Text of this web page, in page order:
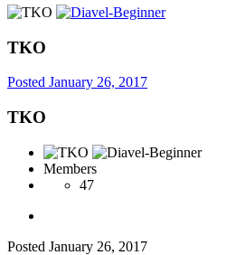
TKO
Posted January 26, 2017
TKO
Members
47
Posted January 26, 2017